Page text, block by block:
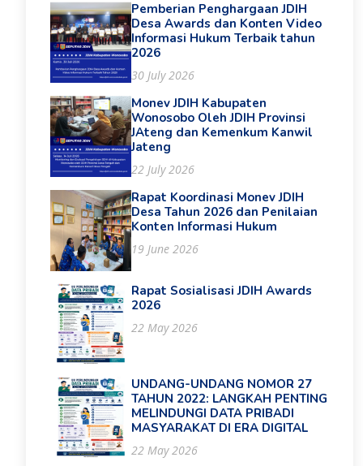
Pemberian Penghargaan JDIH
Desa Awards dan Konten Video
Informasi Hukum Terbaik tahun
2026
30 July 2026
Monev JDIH Kabupaten
Wonosobo Oleh JDIH Provinsi
JAteng dan Kemenkum Kanwil
Jateng
22 July 2026
Rapat Koordinasi Monev JDIH
Desa Tahun 2026 dan Penilaian
Konten Informasi Hukum
19 June 2026
Rapat Sosialisasi JDIH Awards
2026
22 May 2026
UNDANG-UNDANG NOMOR 27
TAHUN 2022: LANGKAH PENTING
MELINDUNGI DATA PRIBADI
MASYARAKAT DI ERA DIGITAL
22 May 2026